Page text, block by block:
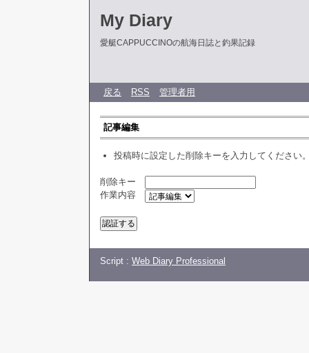
My Diary
愛艇CAPPUCCINOの航海日誌と釣果記録
戻る RSS 管理者用
記事編集
投稿時に設定した削除キーを入力してください
削除キー
作業内容
Script : Web Diary Professional